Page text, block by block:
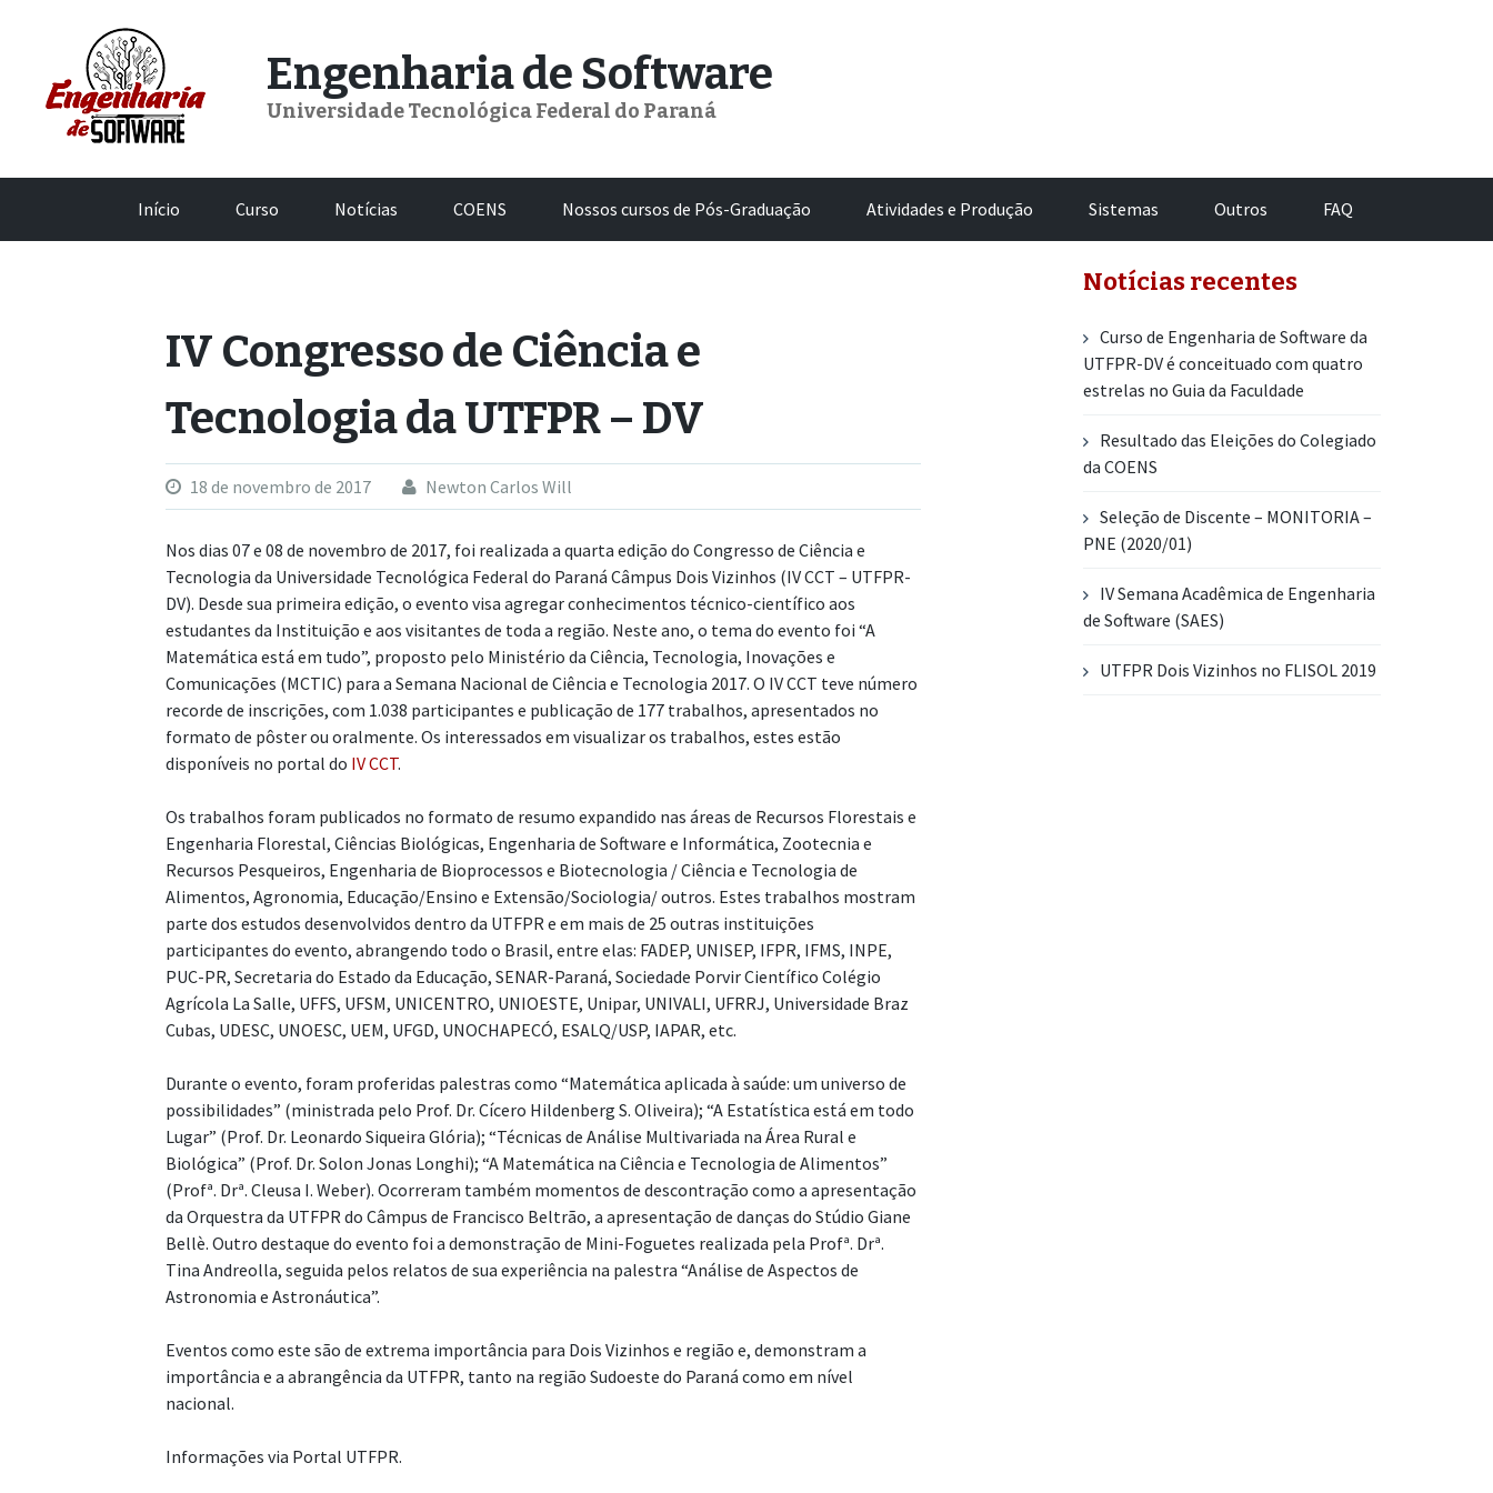
Engenharia de Software
Universidade Tecnológica Federal do Paraná
Início Curso Notícias COENS Nossos cursos de Pós-Graduação Atividades e Produção Sistemas Outros FAQ
IV Congresso de Ciência e
Tecnologia da UTFPR – DV
18 de novembro de 2017 Newton Carlos Will
Nos dias 07 e 08 de novembro de 2017, foi realizada a quarta edição do Congresso de Ciência e
Tecnologia da Universidade Tecnológica Federal do Paraná Câmpus Dois Vizinhos (IV CCT – UTFPR-
DV). Desde sua primeira edição, o evento visa agregar conhecimentos técnico-científico aos
estudantes da Instituição e aos visitantes de toda a região. Neste ano, o tema do evento foi “A
Matemática está em tudo”, proposto pelo Ministério da Ciência, Tecnologia, Inovações e
Comunicações (MCTIC) para a Semana Nacional de Ciência e Tecnologia 2017. O IV CCT teve número
recorde de inscrições, com 1.038 participantes e publicação de 177 trabalhos, apresentados no
formato de pôster ou oralmente. Os interessados em visualizar os trabalhos, estes estão
disponíveis no portal do IV CCT.
Os trabalhos foram publicados no formato de resumo expandido nas áreas de Recursos Florestais e
Engenharia Florestal, Ciências Biológicas, Engenharia de Software e Informática, Zootecnia e
Recursos Pesqueiros, Engenharia de Bioprocessos e Biotecnologia / Ciência e Tecnologia de
Alimentos, Agronomia, Educação/Ensino e Extensão/Sociologia/ outros. Estes trabalhos mostram
parte dos estudos desenvolvidos dentro da UTFPR e em mais de 25 outras instituições
participantes do evento, abrangendo todo o Brasil, entre elas: FADEP, UNISEP, IFPR, IFMS, INPE,
PUC-PR, Secretaria do Estado da Educação, SENAR-Paraná, Sociedade Porvir Científico Colégio
Agrícola La Salle, UFFS, UFSM, UNICENTRO, UNIOESTE, Unipar, UNIVALI, UFRRJ, Universidade Braz
Cubas, UDESC, UNOESC, UEM, UFGD, UNOCHAPECÓ, ESALQ/USP, IAPAR, etc.
Durante o evento, foram proferidas palestras como “Matemática aplicada à saúde: um universo de
possibilidades” (ministrada pelo Prof. Dr. Cícero Hildenberg S. Oliveira); “A Estatística está em todo
Lugar” (Prof. Dr. Leonardo Siqueira Glória); “Técnicas de Análise Multivariada na Área Rural e
Biológica” (Prof. Dr. Solon Jonas Longhi); “A Matemática na Ciência e Tecnologia de Alimentos”
(Profª. Drª. Cleusa I. Weber). Ocorreram também momentos de descontração como a apresentação
da Orquestra da UTFPR do Câmpus de Francisco Beltrão, a apresentação de danças do Stúdio Giane
Bellè. Outro destaque do evento foi a demonstração de Mini-Foguetes realizada pela Profª. Drª.
Tina Andreolla, seguida pelos relatos de sua experiência na palestra “Análise de Aspectos de
Astronomia e Astronáutica”.
Eventos como este são de extrema importância para Dois Vizinhos e região e, demonstram a
importância e a abrangência da UTFPR, tanto na região Sudoeste do Paraná como em nível
nacional.
Informações via Portal UTFPR.
Notícias recentes
Curso de Engenharia de Software da
UTFPR-DV é conceituado com quatro
estrelas no Guia da Faculdade
Resultado das Eleições do Colegiado
da COENS
Seleção de Discente – MONITORIA –
PNE (2020/01)
IV Semana Acadêmica de Engenharia
de Software (SAES)
UTFPR Dois Vizinhos no FLISOL 2019